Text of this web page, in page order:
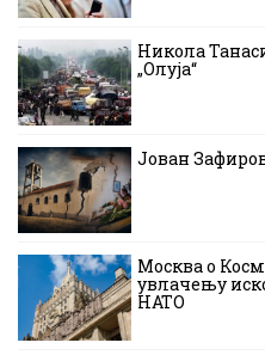
Никола
„Олуја“
Јован
Москва о
увлачењу
НАТО